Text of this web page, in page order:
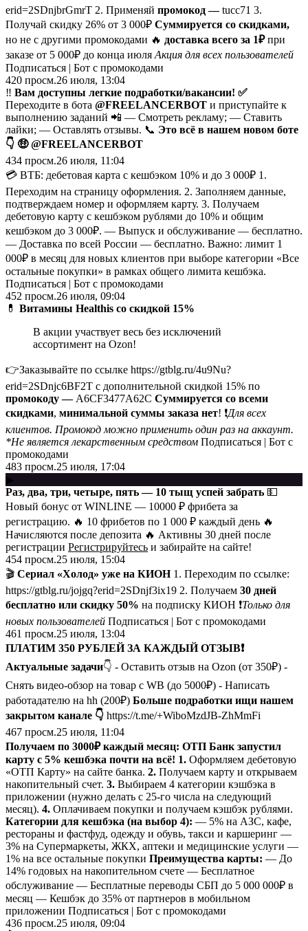
erid=2SDnjbrGmrT 2. Применяй промокод —tucc71 3.
Получай скидку 26% от 3 000₽ Суммируется со скидками,
но не с другими промокодами 🔥 доставка всего за 1₽при
заказе от 5 000₽ до конца июля Акция для всех пользователей
Подписаться | Бот с промокодами
420 просм.26 июля, 13:04
‼️ Вам доступны легкие подработки/вакансии! ✅
Переходите в бота @FREELANCERBOT и приступайте к
выполнению зaданий 📲 — Смотреть рекламу; — Ставить
лайки; — Оставлять отзывы. 📞 Это всё в нашем новом боте
👇 🤑 @FREELANCERBOT
434 просм.26 июля, 11:04
💳 ВТБ: дебетовая карта с кешбэком 10% и до 3 000₽ 1.
Переходим на страницу оформления. 2. Заполняем данные,
подтверждаем номер и оформляем карту. 3. Получаем
дебетовую карту с кешбэком рублями до 10% и общим
кешбэком до 3 000₽. — Выпуск и обслуживание — бесплатно.
— Доставка по всей России — бесплатно. Важно: лимит 1
000₽ в месяц для новых клиентов при выборе категории «Все
остальные покупки» в рамках общего лимита кешбэка.
Подписаться | Бот с промокодами
452 просм.26 июля, 09:04
💊 Витамины Healthis со скидкой 15%
В акции участвует весь без исключений
ассортимент на Ozon!
👉Заказывайте по ссылке https://gtblg.ru/4u9Nu?
erid=2SDnjc6BF2T с дополнительной скидкой 15% по
промокоду — A6CF3477A62C Суммируется со всеми
скидками, минимальной суммы заказа нет! ❗️Для всех
клиентов. Промокод можно применить один раз на аккаунт.
*Не является лекарственным средством Подписаться | Бот с
промокодами
483 просм.25 июля, 17:04
▶
Раз, два, три, четыре, пять — 10 тыщ успей забрать 💵
Новый бонус от WINLINE — 10000 ₽ фрибета за
регистрацию. 🔥 10 фрибетов по 1 000 ₽ каждый день 🔥
Начисляются после депозита 🔥 Активны 30 дней после
регистрации Регистрируйтесь и забирайте на сайте!
454 просм.25 июля, 15:04
🎬 Сериал «Холод» уже на КИОН1. Переходим по ссылке:
https://gtblg.ru/jojgq?erid=2SDnjf3ix19 2. Получаем 30 дней
бесплатно или скидку 50% на подписку КИОН ❗️Только для
новых пользователей Подписаться | Бот с промокодами
461 просм.25 июля, 13:04
ПЛАТИМ 350 РУБЛЕЙ ЗА КАЖДЫЙ ОТЗЫВ❗️
Актуальные задачи👇 - Оставить отзыв на Ozon (от 350₽) -
Снять видео-обзор на товар с WB (до 5000₽) - Написать
работадателю на hh (200₽) Больше подработки ищи нашем
закрытом канале 👇 https://t.me/+WiboMzdJB-ZhMmFi
467 просм.25 июля, 11:04
Получаем по 3000₽ каждый месяц: ОТП Банк запустил
карту с 5% кешбэка почти на всё! 1. Оформляем дебетовую
«ОТП Карту» на сайте банка. 2. Получаем карту и открываем
накопительный счет. 3. Выбираем 4 категории кэшбэка в
приложении (нужно делать с 25-го числа на следующий
месяц). 4. Оплачиваем покупки и получаем кэшбэк рублями.
Категории для кешбэка (на выбор 4): — 5% на АЗС, кафе,
рестораны и фастфуд, одежду и обувь, такси и каршеринг —
3% на Супермаркеты, ЖКХ, аптеки и медицинские услуги —
1% на все остальные покупки Преимущества карты: — До
14% годовых на накопительном счете — Бесплатное
обслуживание — Бесплатные переводы СБП до 5 000 000₽ в
месяц — Кешбэк до 35% от партнеров в мобильном
приложении Подписаться | Бот с промокодами
436 просм.25 июля, 09:04